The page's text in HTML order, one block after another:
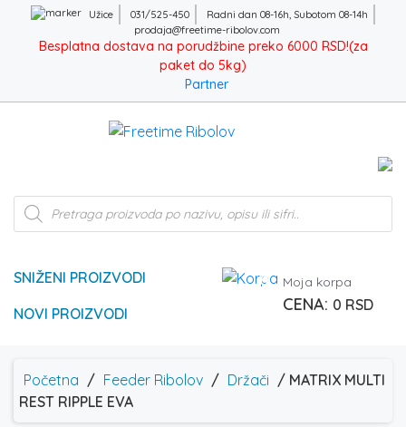
Užice 031/525-450
Radni dan 08-16h, Subotom 08-14h
prodaja@freetime-ribolov.com
Besplatna dostava na porudžbine preko 6000 RSD!(za
paket do 5kg)
Partner
Products
search
SNIŽENI PROIZVODI
NOVI PROIZVODI
0 Moja korpa
0 RSD
Početna / Feeder Ribolov / Držači / MATRIX MULTI
REST RIPPLE EVA